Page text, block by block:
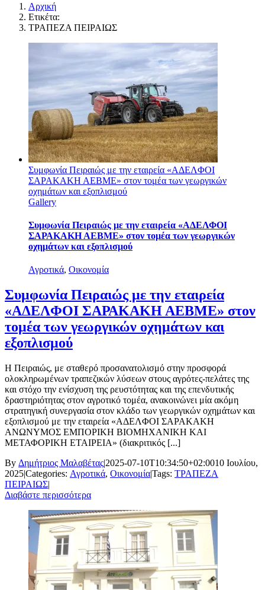
Αρχική
Ετικέτα:
ΤΡΑΠΕΖΑ ΠΕΙΡΑΙΩΣ
Συμφωνία Πειραιώς με την εταιρεία «ΑΔΕΛΦΟΙ
ΣΑΡΑΚΑΚΗ ΑΕΒΜΕ» στον τομέα των γεωργικών
οχημάτων και εξοπλισμού
Gallery
Συμφωνία Πειραιώς με την εταιρεία «ΑΔΕΛΦΟΙ
ΣΑΡΑΚΑΚΗ ΑΕΒΜΕ» στον τομέα των γεωργικών
οχημάτων και εξοπλισμού
Αγροτικά, Οικονομία
Συμφωνία Πειραιώς με την εταιρεία
«ΑΔΕΛΦΟΙ ΣΑΡΑΚΑΚΗ ΑΕΒΜΕ» στον
τομέα των γεωργικών οχημάτων και
εξοπλισμού
Η Πειραιώς, με σταθερό προσανατολισμό στην προσφορά
ολοκληρωμένων τραπεζικών λύσεων στους αγρότες-πελάτες της
και στόχο την ενίσχυση της ρευστότητας και της επενδυτικής
δραστηριότητας στον αγροτικό τομέα, ανακοινώνει μία ακόμη
στρατηγική συνεργασία στον κλάδο των γεωργικών οχημάτων και
εξοπλισμού με την εταιρεία «ΑΔΕΛΦΟΙ ΣΑΡΑΚΑΚΗ
ΑΝΩΝΥΜΟΣ ΕΜΠΟΡΙΚΗ ΒΙΟΜΗΧΑΝΙΚΗ ΚΑΙ
ΜΕΤΑΦΟΡΙΚΗ ΕΤΑΙΡΕΙΑ» (διακριτικός [...]
By Δημήτριος Μαλαβέτας|2025-07-10T10:34:50+02:0010 Ιουλίου,
2025|Categories: Αγροτικά, Οικονομία|Tags: ΤΡΑΠΕΖΑ
ΠΕΙΡΑΙΩΣ|
Διαβάστε περισσότερα